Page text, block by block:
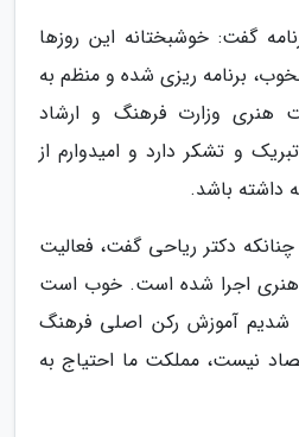
گفت: خوشبختانه این روزها
برنامه ریزی شده و منظم به
هنری وزارت فرهنگ و ارشاد
و تشکر دارد و امیدوارم از
داشته باشد.
دکتر ریاحی گفت، فعالیت
هنری اجرا شده است. خوب است
متوجه شدیم آموزش رکن اصلی فرهنگ
نیست، مملکت ما احتیاج به